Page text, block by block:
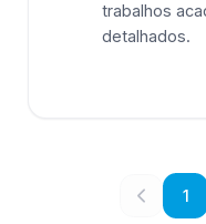
trabalhos
detalhados.
1